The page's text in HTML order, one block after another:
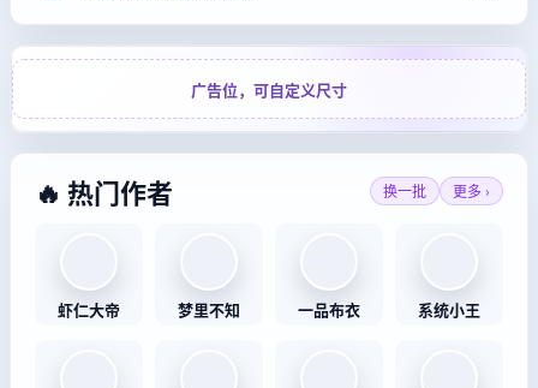
广告位，可自定义尺寸
🔥 热门作者 换一批 更多 ›
虾仁大帝 梦里不知 一品布衣 系统小王